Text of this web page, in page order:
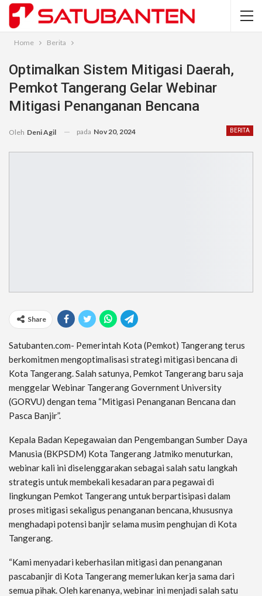
Home Berita
Optimalkan Sistem Mitigasi Daerah,
Pemkot Tangerang Gelar Webinar
Mitigasi Penanganan Bencana
BERITA
Oleh Deni Agil pada Nov 20, 2024
Share
Satubanten.com- Pemerintah Kota (Pemkot) Tangerang terus
berkomitmen mengoptimalisasi strategi mitigasi bencana di
Kota Tangerang. Salah satunya, Pemkot Tangerang baru saja
menggelar Webinar Tangerang Government University
(GORVU) dengan tema “Mitigasi Penanganan Bencana dan
Pasca Banjir”.
Kepala Badan Kepegawaian dan Pengembangan Sumber Daya
Manusia (BKPSDM) Kota Tangerang Jatmiko menuturkan,
webinar kali ini diselenggarakan sebagai salah satu langkah
strategis untuk membekali kesadaran para pegawai di
lingkungan Pemkot Tangerang untuk berpartisipasi dalam
proses mitigasi sekaligus penanganan bencana, khususnya
menghadapi potensi banjir selama musim penghujan di Kota
Tangerang.
“Kami menyadari keberhasilan mitigasi dan penanganan
pascabanjir di Kota Tangerang memerlukan kerja sama dari
semua pihak. Oleh karenanya, webinar ini menjadi salah satu